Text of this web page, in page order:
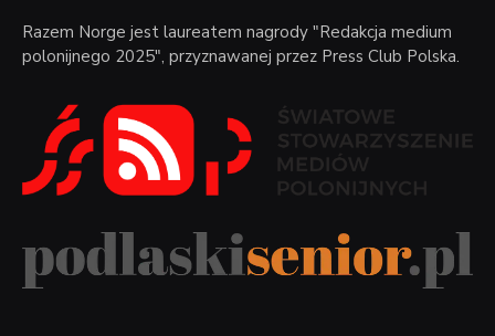
Razem Norge jest laureatem nagrody "Redakcja medium
polonijnego 2025", przyznawanej przez Press Club Polska.